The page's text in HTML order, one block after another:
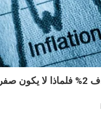
معدل التضخم المستهدف 2% فلماذا لا يكون صفرا